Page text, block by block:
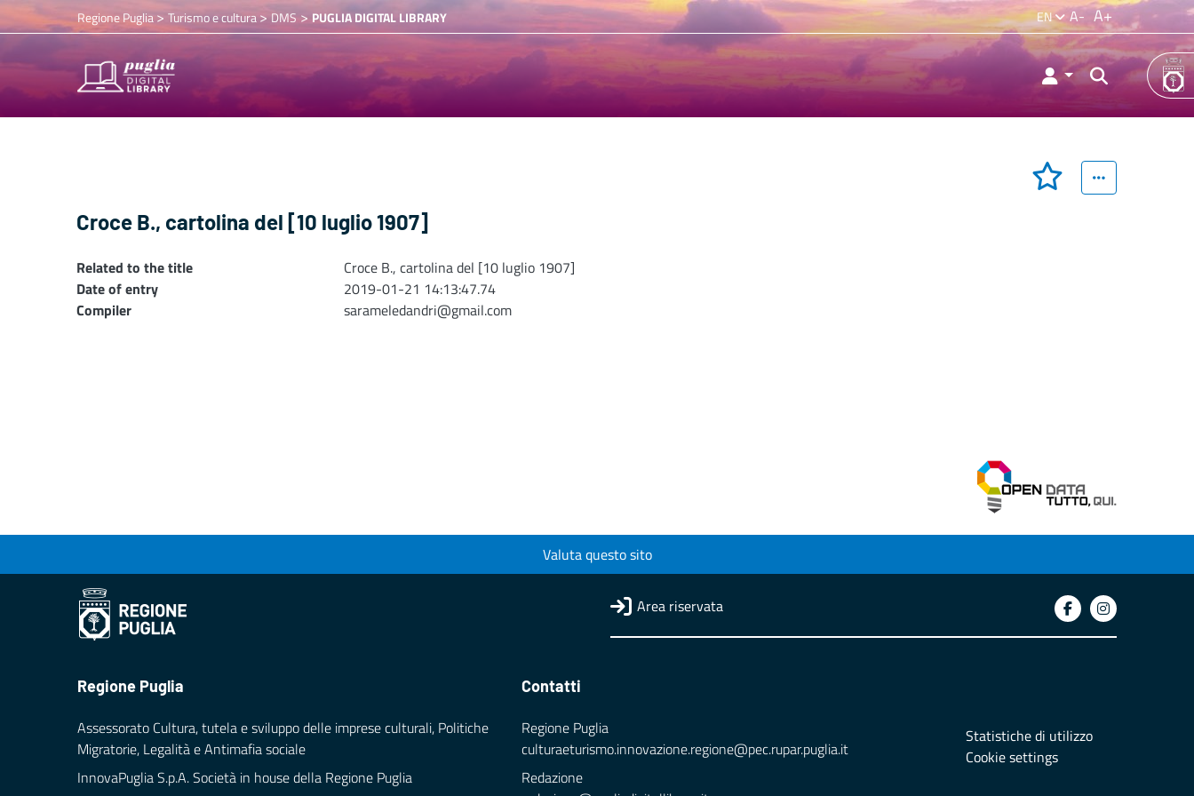
Regione Puglia> Turismo e cultura>DMS > PUGLIA DIGITAL LIBRARY EN A- A+
Croce B., cartolina del [10 luglio 1907]
Related to the title
Croce B., cartolina del [10 luglio 1907]
Date of entry
2019-01-21 14:13:47.74
Compiler
sarameledandri@gmail.com
Valuta questo sito
Area riservata
Regione Puglia
Assessorato Cultura, tutela e sviluppo delle imprese culturali, Politiche
Migratorie, Legalità e Antimafia sociale
InnovaPuglia S.p.A. Società in house della Regione Puglia
Contatti
Regione Puglia
culturaeturismo.innovazione.regione@pec.rupar.puglia.it
Redazione
Statistiche di utilizzo
Cookie settings